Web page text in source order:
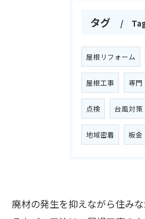
タグ
屋根リフォーム
屋根工事 専門
点検 台風対策
地域密着 板金
廃材の発生を抑えながら住み
お気軽にご相